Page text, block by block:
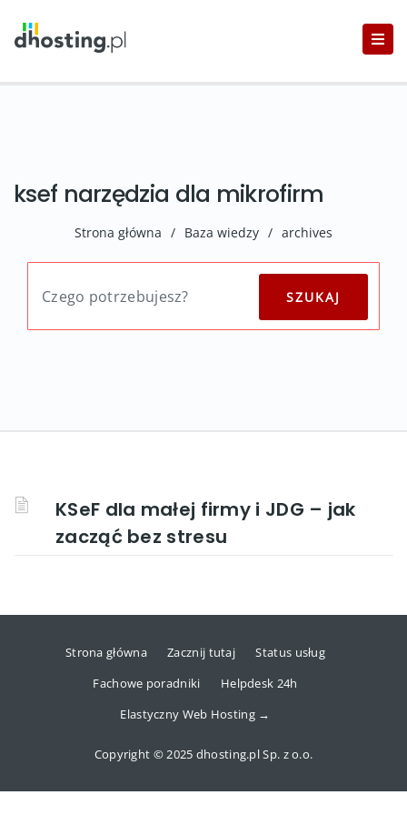
ksef narzędzia dla mikrofirm
Strona główna / Baza wiedzy / archives
KSeF dla małej firmy i JDG – jak
zacząć bez stresu
Strona główna Zacznij tutaj
Status usług
Fachowe poradniki
Helpdesk 24h
Elastyczny Web Hosting →
Copyright © 2025 dhosting.pl Sp. z o.o.